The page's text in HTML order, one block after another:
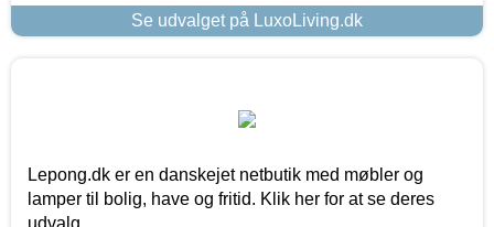
Se udvalget på LuxoLiving.dk
Lepong.dk er en danskejet netbutik med møbler og
lamper til bolig, have og fritid. Klik her for at se deres
udvalg.